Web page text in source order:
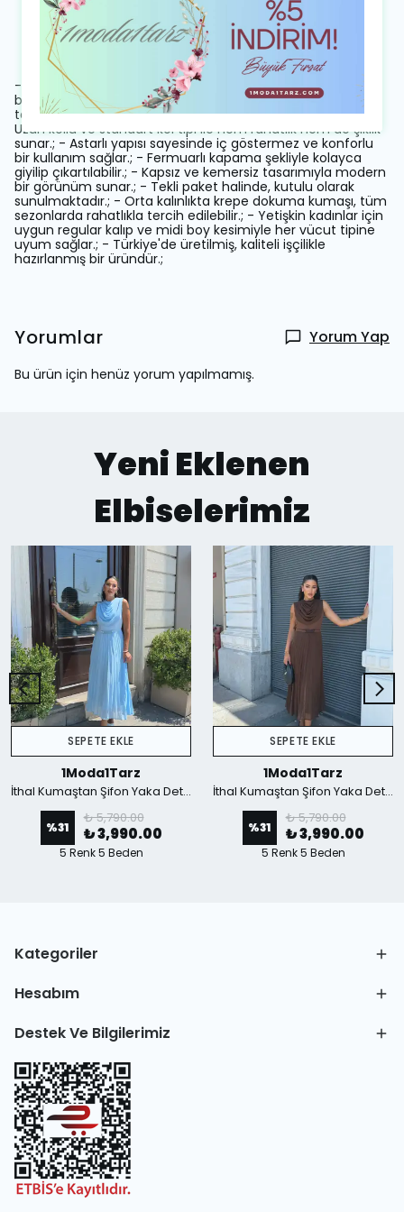
Ürün Açıklaması
- Zarif fular yaka detayı ile dikkat çeken, özel tasarım midi
boy elbise.; - Düğün ve nikah gibi özel günlerde şıklığınızı
tamamlayacak, düz desenli krep kumaştan üretilmiştir.; -
Uzun kollu ve standart kol tipi ile hem rahatlık hem de şıklık
sunar.; - Astarlı yapısı sayesinde iç göstermez ve konforlu
bir kullanım sağlar.; - Fermuarlı kapama şekliyle kolayca
giyilip çıkartılabilir.; - Kapsız ve kemersiz tasarımıyla modern
bir görünüm sunar.; - Tekli paket halinde, kutulu olarak
sunulmaktadır.; - Orta kalınlıkta krepe dokuma kumaşı, tüm
sezonlarda rahatlıkla tercih edilebilir.; - Yetişkin kadınlar için
uygun regular kalıp ve midi boy kesimiyle her vücut tipine
uyum sağlar.; - Türkiye'de üretilmiş, kaliteli işçilikle
hazırlanmış bir üründür.;
Yorumlar Yorum Yap
Bu ürün için henüz yorum yapılmamış.
Yeni Eklenen
Elbiselerimiz
SEPETE EKLE
1Moda1Tarz
İthal Kumaştan Şifon Yaka Detaylı Piliseli Kemerli Astarlı Özel Tasarım Elbise - mavi
%31
₺ 5,790.00
₺ 3,990.00
5 Renk 5 Beden
SEPETE EKLE
1Moda1Tarz
İthal Kumaştan Şifon Yaka Detaylı Piliseli Kemerli Astarlı Özel Tasarım Elbise - Kahverengi
%31
₺ 5,790.00
₺ 3,990.00
5 Renk 5 Beden
Kategoriler
Hesabım
Destek Ve Bilgilerimiz